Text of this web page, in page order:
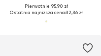
Pierwotnie: 95,90 zł
Ostatnia najniższa cena:32,36 zł